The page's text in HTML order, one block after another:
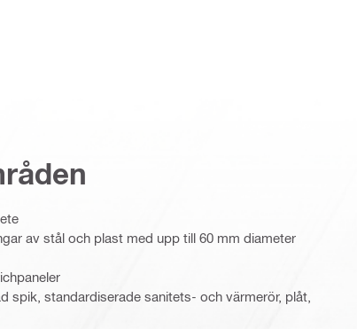
av stål och plast med upp till 60 mm diameter
spik, standardiserade sanitets- och värmerör, plåt,